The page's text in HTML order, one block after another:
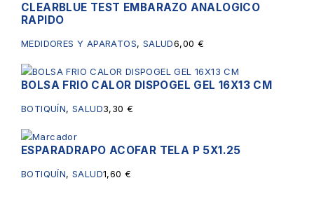
CLEARBLUE TEST EMBARAZO ANALOGICO
RAPIDO
MEDIDORES Y APARATOS, SALUD6,00 €
BOLSA FRIO CALOR DISPOGEL GEL 16X13 CM
BOTIQUÍN,SALUD3,30€
ESPARADRAPO ACOFAR TELA P 5X1.25
BOTIQUÍN,SALUD1,60€